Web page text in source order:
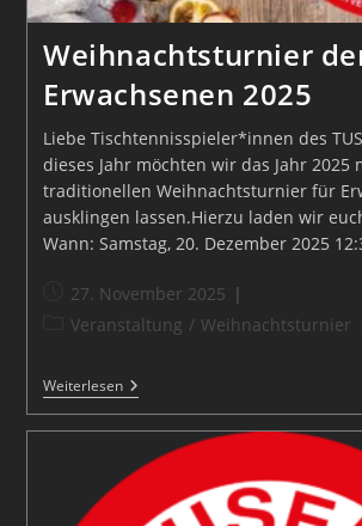
Weihnachtsturnier
Erwachsenen 2025
Liebe Tischtennisspieler*innen des
dieses Jahr möchten wir das Jahr 2025
traditionellen Weihnachtsturnier für
ausklingen lassen.Hierzu laden wir
Wann: Samstag, 20. Dezember 2025
Beitrag
veröffentlicht:
27. November 2025
Beitrags-
Veranstaltung / Weihnachtsturnier
WeiterlesenWeihnachtsturnier
Der